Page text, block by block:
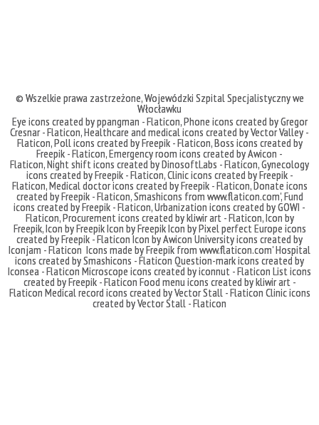
© Wszelkie prawa zastrzeżone,Wojewódzki Szpital Specjalistyczny we
Włocławku
Eye icons created by ppangman - Flaticon,Phone icons created by Gregor
Cresnar - Flaticon,Healthcare and medical icons created by Vector Valley -
Flaticon,Poll icons created by Freepik - Flaticon,Boss icons created by
Freepik - Flaticon,Emergency room icons created by Awicon -
Flaticon,Night shift icons created by DinosoftLabs - Flaticon,Gynecology
icons created by Freepik - Flaticon,Clinic icons created by Freepik -
Flaticon,Medical doctor icons created by Freepik - Flaticon,Donate icons
created by Freepik - Flaticon,Smashicons from www.flaticon.com',Fund
icons created by Freepik - Flaticon,Urbanization icons created by GOWI -
Flaticon,Procurement icons created by kliwir art - Flaticon,Icon by
Freepik,Icon by FreepikIcon by FreepikIcon by Pixel perfectEurope icons
created by Freepik - Flaticon Icon by Awicon University icons created by
Iconjam - Flaticon Icons made byFreepik from www.flaticon.com'Hospital
icons created by Smashicons - Flaticon Question-mark icons created by
Iconsea - Flaticon Microscope icons created by iconnut - Flaticon List icons
created by Freepik - Flaticon Food menu icons created by kliwir art -
Flaticon Medical record icons created by Vector Stall - Flaticon Clinic icons
created by Vector Stall - Flaticon